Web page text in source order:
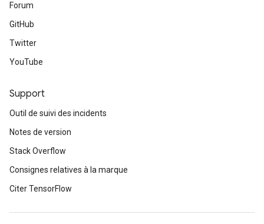
Forum
GitHub
Twitter
YouTube
Support
Outil de suivi des incidents
Notes de version
Stack Overflow
Consignes relatives à la marque
Citer TensorFlow